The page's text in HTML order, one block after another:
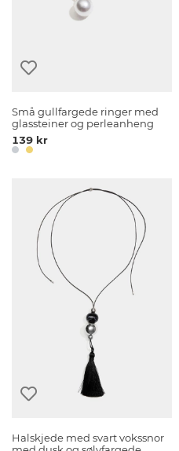
Små gullfargede ringer med
glassteiner og perleanheng
139 kr
Halskjede med svart vokssnor